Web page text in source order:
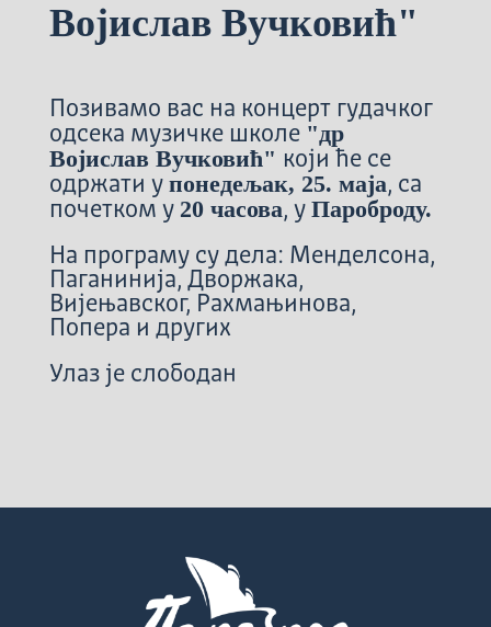
Војислав Вучковић"
Позивамо вас на концерт гудачког
одсека музичке школе "др
Војислав Вучковић" који ће се
одржати у понедељак, 25. маја, са
почетком у 20 часова, у Пароброду.
На програму су дела: Менделсона,
Паганинија, Дворжака,
Вијењавског, Рахмањинова,
Попера и других
Улаз је слободан